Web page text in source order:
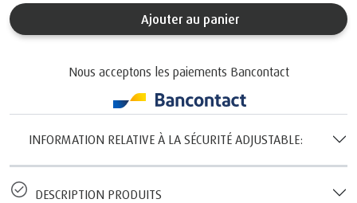
Ajouter au panier
Nous acceptons les paiements Bancontact
INFORMATION RELATIVE À LA SÉCURITÉ ADJUSTABLE:
DESCRIPTION PRODUITS